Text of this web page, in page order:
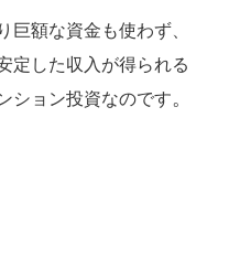
額な資金も使わず、
定した収入が得られる
ション投資なのです。